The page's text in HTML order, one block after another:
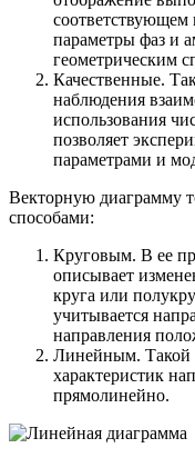
параметры фаз и
геометрическим
Качественные.
наблюдения
использования
позволяет
параметрами и
Векторную диаграмму
способами:
Круговым. В ее
описывает
круга или
учитывается
направления
Линейным. Такой
характеристик
прямолинейно.